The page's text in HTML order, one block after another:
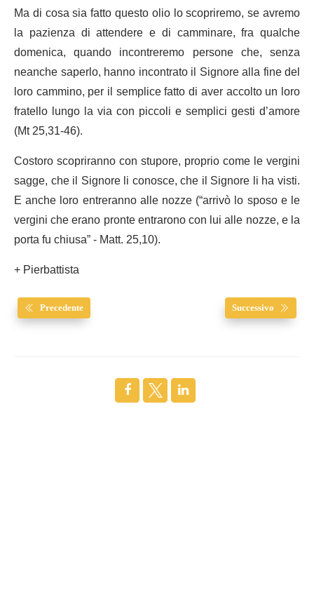
Ma di cosa sia fatto questo olio lo scopriremo, se avremo
la pazienza di attendere e di camminare, fra qualche
domenica, quando incontreremo persone che, senza
neanche saperlo, hanno incontrato il Signore alla fine del
loro cammino, per il semplice fatto di aver accolto un loro
fratello lungo la via con piccoli e semplici gesti d’amore
(Mt 25,31-46).
Costoro scopriranno con stupore, proprio come le vergini
sagge, che il Signore li conosce, che il Signore li ha visti.
E anche loro entreranno alle nozze (“arrivò lo sposo e le
vergini che erano pronte entrarono con lui alle nozze, e la
porta fu chiusa” - Matt. 25,10).
+ Pierbattista
Precedente Successivo